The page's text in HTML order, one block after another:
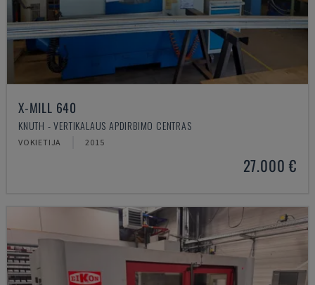
X-MILL 640
KNUTH - VERTIKALAUS APDIRBIMO CENTRAS
VOKIETIJA 2015
27.000 €